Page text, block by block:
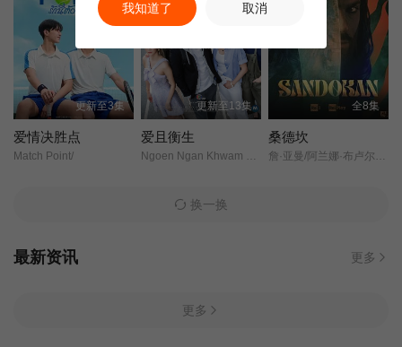
更新至3集
爱情决胜点
Match Point/
更新至13集
爱且衡生
全8集
桑德坎
换一换
最新资讯 更多
更多
我知道了 取消